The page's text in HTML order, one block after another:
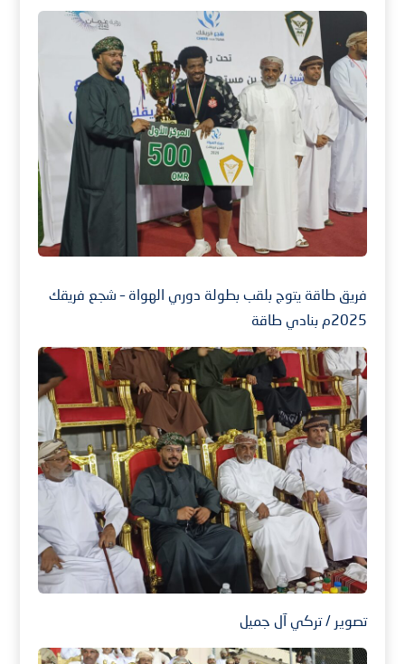
فريق طاقة يتوج بلقب بطولة دوري الهواة – شجع فريقك
2025م بنادي طاقة
تصوير / تركي آل جميل